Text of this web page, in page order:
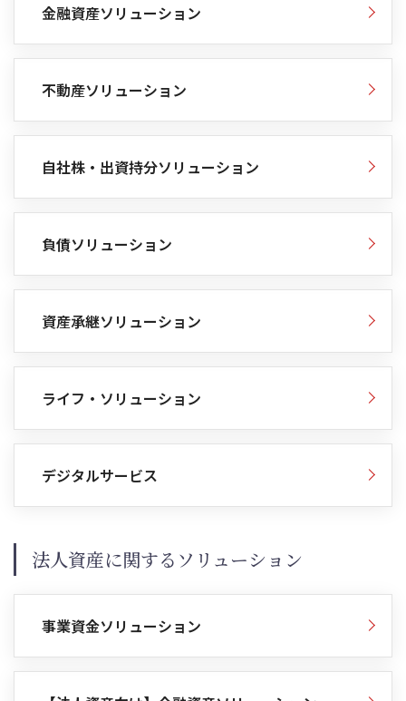
金融資産ソリューション
不動産ソリューション
自社株・出資持分ソリューション
負債ソリューション
資産承継ソリューション
ライフ・ソリューション
デジタルサービス
法人資産に関するソリューション
事業資金ソリューション